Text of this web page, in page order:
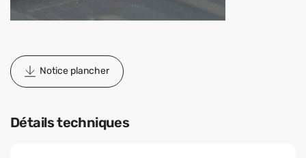
Notice plancher
Détails techniques